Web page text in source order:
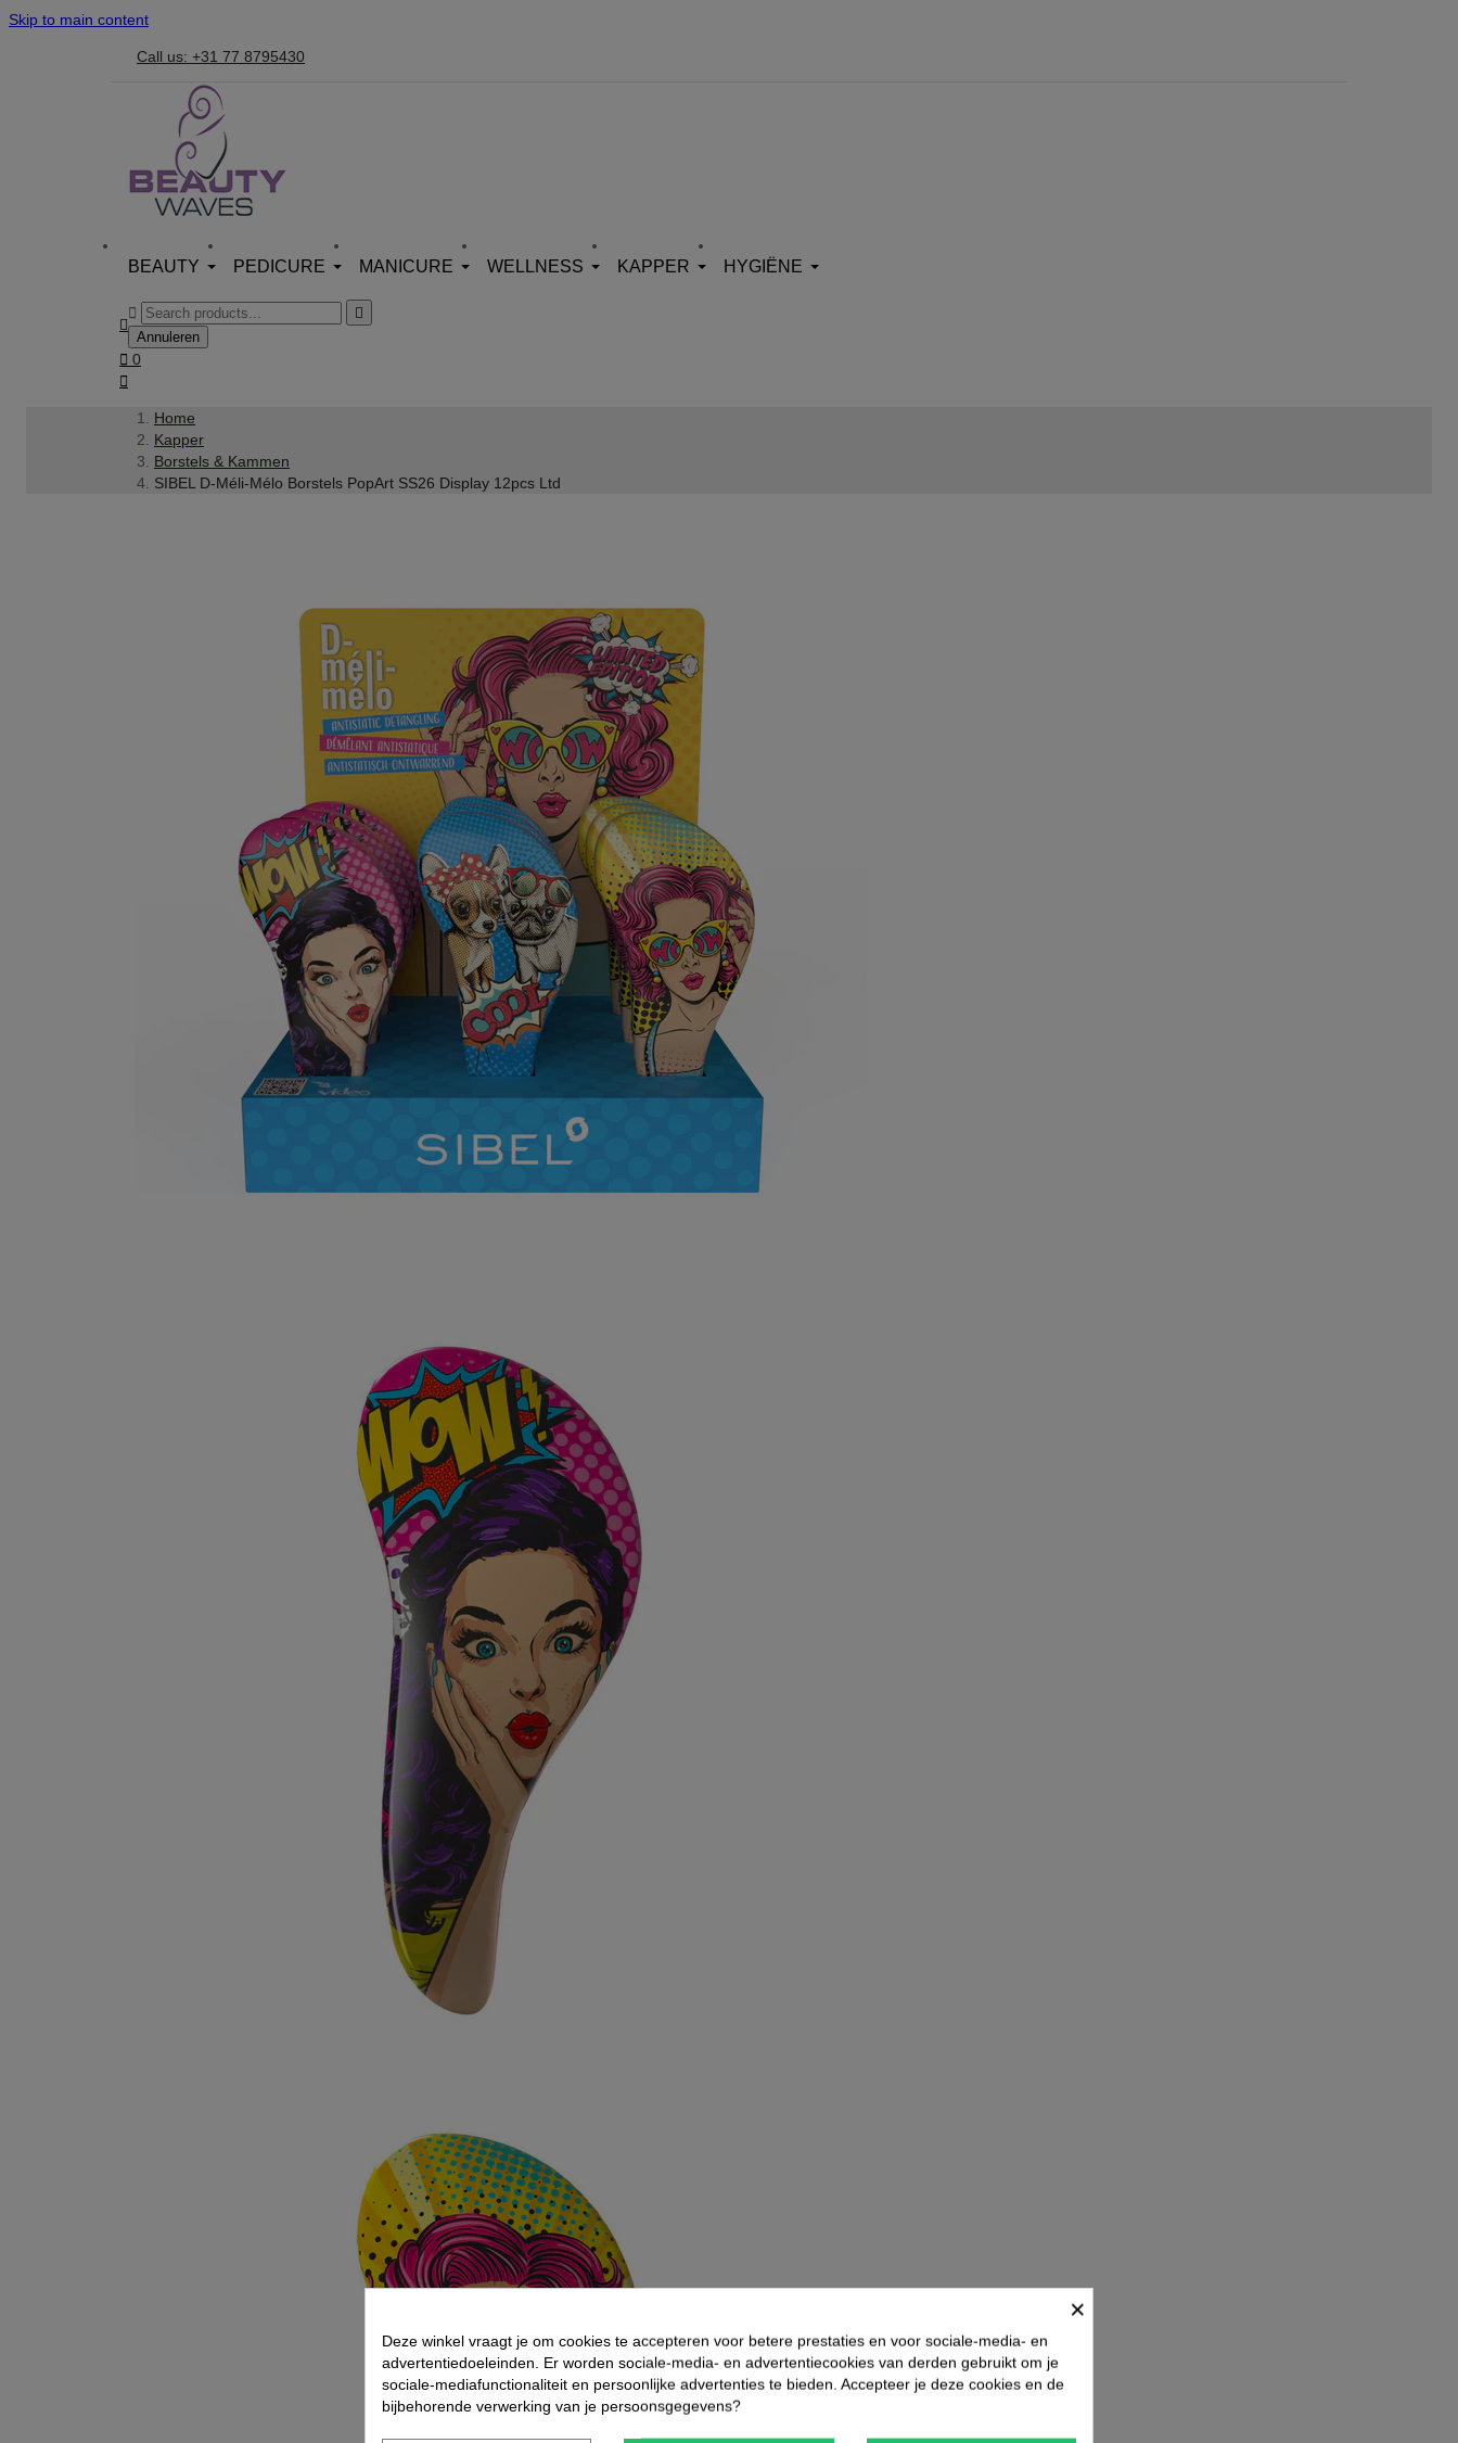
Skip to main content
Call us: +31 77 8795430
BEAUTY PEDICURE MANICURE WELLNESS KAPPER HYGIËNE



Annuleren
 0

Home
Kapper
Borstels & Kammen
SIBEL D-Méli-Mélo Borstels PopArt SS26 Display 12pcs Ltd
×
Deze winkel vraagt je om cookies te accepteren voor betere prestaties en voor sociale-media- en
advertentiedoeleinden. Er worden sociale-media- en advertentiecookies van derden gebruikt om je
sociale-mediafunctionaliteit en persoonlijke advertenties te bieden. Accepteer je deze cookies en de
bijbehorende verwerking van je persoonsgegevens?